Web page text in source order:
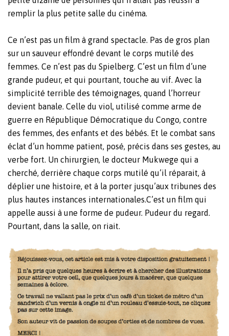
remplir la plus petite salle du cinéma.
Ce n’est pas un film à grand spectacle. Pas de gros plan
sur un sauveur effondré devant le corps mutilé des
femmes. Ce n’est pas du Spielberg. C’est un film d’une
grande pudeur, et qui pourtant, touche au vif. Avec la
simplicité terrible des témoignages, quand l’horreur
devient banale. Celle du viol, utilisé comme arme de
guerre en République Démocratique du Congo, contre
des femmes, des enfants et des bébés. Et le combat sans
éclat d’un homme patient, posé, précis dans ses gestes, au
verbe fort. Un chirurgien, le docteur Mukwege qui a
cherché, derrière chaque corps mutilé qu’il réparait, à
déplier une histoire, et à la porter jusqu’aux tribunes des
plus hautes instances internationales.C’est un film qui
appelle aussi à une forme de pudeur. Pudeur du regard.
Pourtant, dans la salle, on riait.